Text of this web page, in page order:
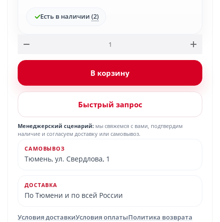
Есть в наличии (2)
В корзину
Быстрый запрос
Менеджерский сценарий: мы свяжемся с вами, подтвердим
наличие и согласуем доставку или самовывоз.
САМОВЫВОЗ
Тюмень, ул. Свердлова, 1
ДОСТАВКА
По Тюмени и по всей России
Условия доставкиУсловия оплатыПолитика возврата